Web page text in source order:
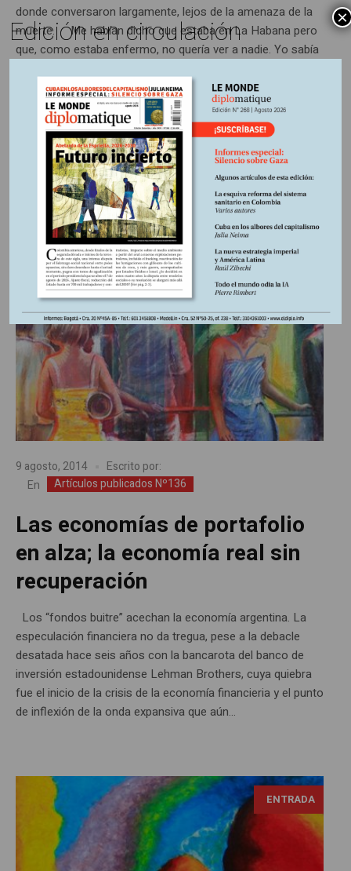
donde conversaron largamente, lejos de la amenaza de la
muerte. Me habían dicho que estaba en La Habana pero
que, como estaba enfermo, no quería ver a nadie. Yo sabía
ENTRADA
9 agosto, 2014
Escrito por:
En
Artículos publicados Nº136
Las economías de portafolio
en alza; la economía real sin
recuperación
Los “fondos buitre” acechan la economía argentina. La
especulación financiera no da tregua, pese a la debacle
desatada hace seis años con la bancarota del banco de
inversión estadounidense Lehman Brothers, cuya quiebra
fue el inicio de la crisis de la economía financieria y el punto
de inflexión de la onda expansiva que aún...
ENTRADA
Edición en circulación ×